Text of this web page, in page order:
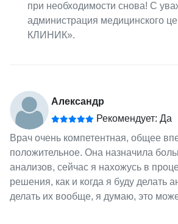
при необходимости снова! С
администрация медицинского
КЛИНИК».
Александр
Рекомендует: Да
Врач очень компетентная, общее
положительное. Она назначила
анализов, сейчас я нахожусь в
решения, как и когда я буду делать
делать их вообще, я думаю, это